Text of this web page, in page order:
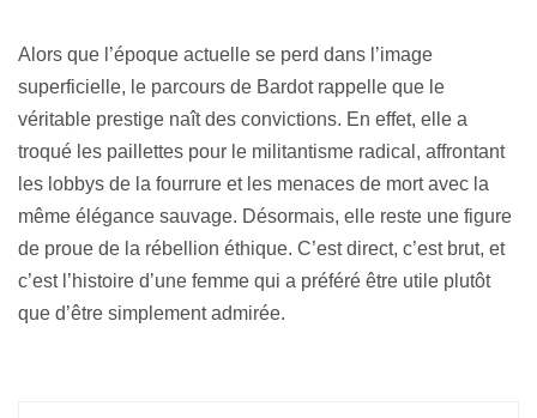
Alors que l’époque actuelle se perd dans l’image
superficielle, le parcours de Bardot rappelle que le
véritable prestige naît des convictions. En effet, elle a
troqué les paillettes pour le militantisme radical, affrontant
les lobbys de la fourrure et les menaces de mort avec la
même élégance sauvage. Désormais, elle reste une figure
de proue de la rébellion éthique. C’est direct, c’est brut, et
c’est l’histoire d’une femme qui a préféré être utile plutôt
que d’être simplement admirée.